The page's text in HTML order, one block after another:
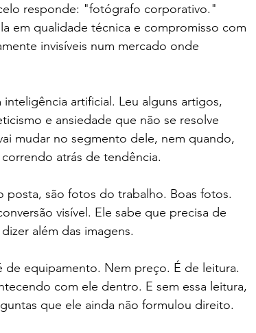
responde: "fotógrafo corporativo."
em qualidade técnica e compromisso com
invisíveis num mercado onde
artificial. Leu alguns artigos,
e ansiedade que não se resolve
mudar no segmento dele, nem quando,
atrás de tendência.
são fotos do trabalho. Boas fotos.
visível. Ele sabe que precisa de
além das imagens.
equipamento. Nem preço. É de leitura.
com ele dentro. E sem essa leitura,
que ele ainda não formulou direito.